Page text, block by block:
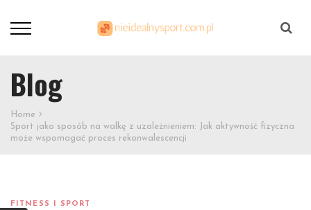
Blog
Home
Sport jako sposób na walkę z uzależnieniem: Jak aktywność fizyczna
może wspomagać proces rekonwalescencji
FITNESS I SPORT